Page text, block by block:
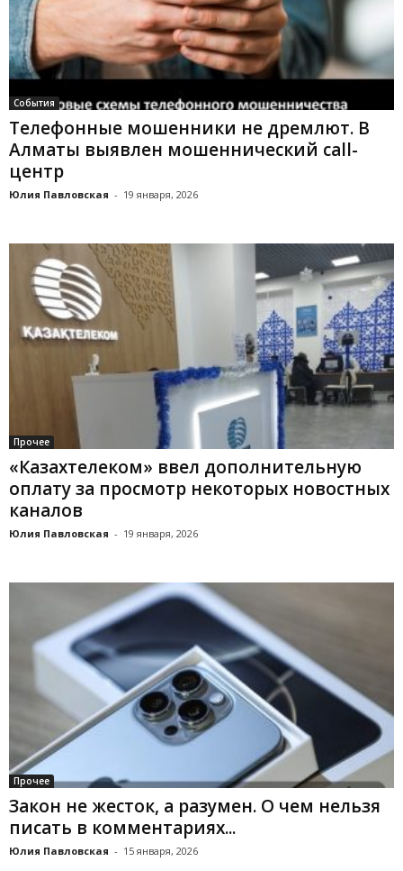
События
Телефонные мошенники не дремлют. В
Алматы выявлен мошеннический call-
центр
Юлия Павловская - 19 января, 2026
Прочее
«Казахтелеком» ввел дополнительную
оплату за просмотр некоторых новостных
каналов
Юлия Павловская - 19 января, 2026
Прочее
Закон не жесток, а разумен. О чем нельзя
писать в комментариях...
Юлия Павловская - 15 января, 2026